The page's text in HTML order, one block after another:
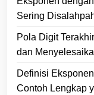
Sering
Pola Digit
dan
Definisi
Contoh Lengkap